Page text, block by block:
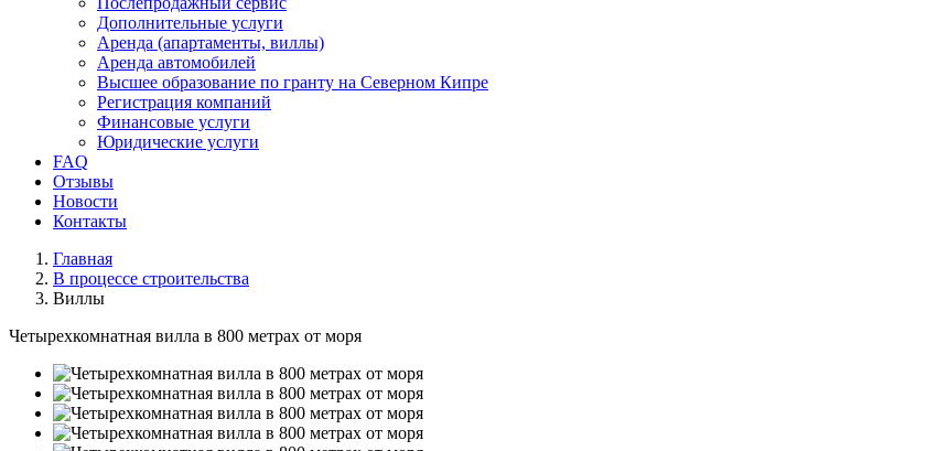
Дополнительные услуги
Аренда (апартаменты, виллы)
Аренда автомобилей
Высшее образование по гранту на Северном Кипре
Регистрация компаний
Финансовые услуги
Юридические услуги
FAQ
Отзывы
Новости
Контакты
Главная
В процессе строительства
Виллы
Четырехкомнатная вилла в 800 метрах от моря